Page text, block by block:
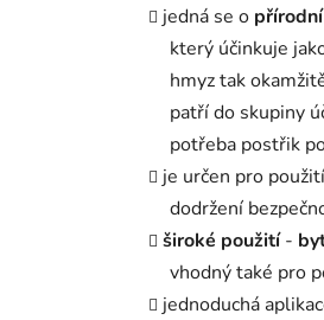
jedná se o přírodní
který účinkuje
hmyz tak
patří do skupiny
potřeba postřik
je určen pro
dodržení
široké použití-
vhodný také pro
jednoduchá